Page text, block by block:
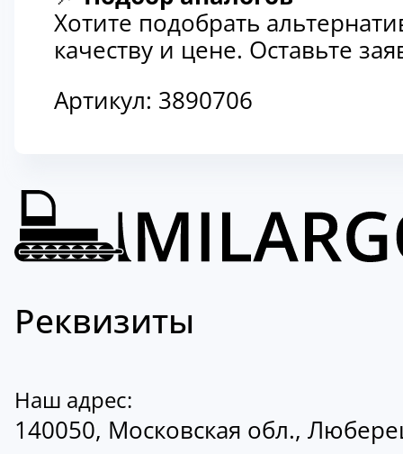
Хотите подобрать
качеству и цене. Оставьте
Артикул: 3890706
Реквизиты
Наш адрес:
140050, Московская обл.,